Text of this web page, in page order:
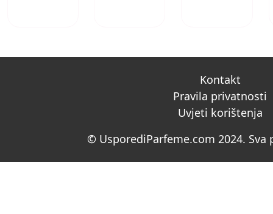
Kontakt
Pravila privatnosti
Uvjeti korištenja
© UsporediParfeme.com 2024. Sva